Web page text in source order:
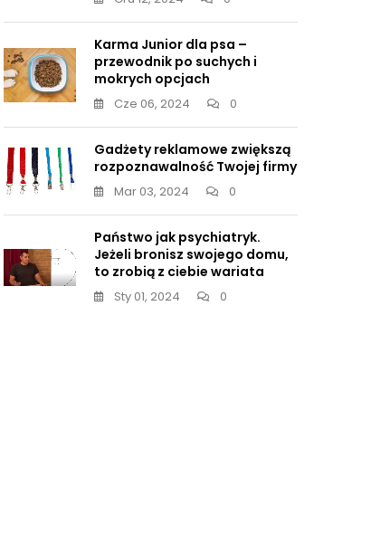
Karma Junior dla psa –
przewodnik po suchych i
mokrych opcjach
Cze 06, 2024 0
Gadżety reklamowe zwiększą
rozpoznawalność Twojej firmy
Mar 03, 2024 0
Państwo jak psychiatryk.
Jeżeli bronisz swojego domu,
to zrobią z ciebie wariata
Sty 01, 2024 0